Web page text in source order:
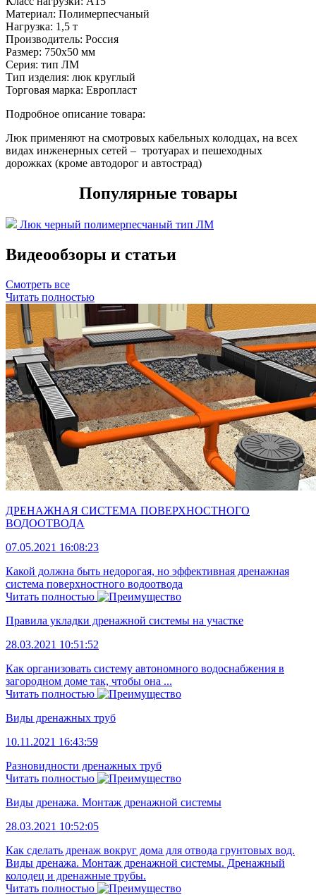
Материал: Полимерпесчаный
Нагрузка: 1,5 т
Производитель: Россия
Размер: 750х50 мм
Серия: тип ЛМ
Тип изделия: люк круглый
Торговая марка: Европласт
Подробное описание товара:
Люк применяют на смотровых кабельных колодцах, на всех
видах инженерных сетей – тротуарах и пешеходных
дорожках (кроме автодорог и автострад)
Популярные товары
Люк черный полимерпесчаный тип ЛМ
Видеообзоры и статьи
Смотреть все
Читать полностью
ДРЕНАЖНАЯ СИСТЕМА ПОВЕРХНОСТНОГО
ВОДООТВОДА
07.05.2021 16:08:23
Какой должна быть недорогая, но эффективная дренажная
система поверхностного водоотвода
Читать полностью
Правила укладки дренажной системы на участке
28.03.2021 10:51:52
Как организовать систему автономного водоснабжения в
загородном доме так, чтобы она ...
Читать полностью
Виды дренажных труб
10.11.2021 16:43:59
Разновидности дренажных труб
Читать полностью
Виды дренажа. Монтаж дренажной системы
28.03.2021 10:52:05
Как сделать дренаж вокруг дома для отвода грунтовых вод.
Виды дренажа. Монтаж дренажной системы. Дренажный
колодец и дренажные трубы.
Читать полностью